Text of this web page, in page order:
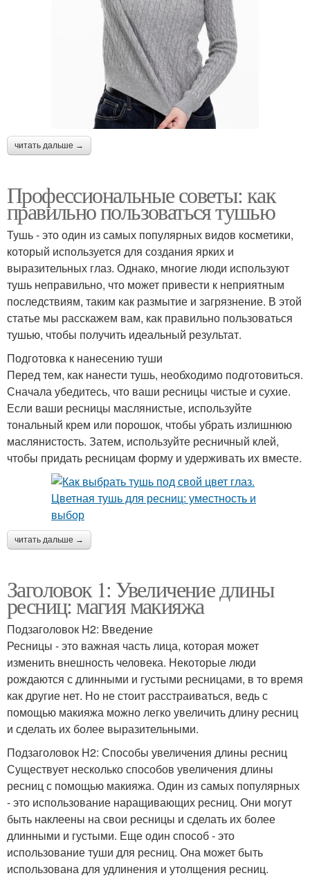
читать дальше →
Профессиональные советы: как
правильно пользоваться тушью
Тушь - это один из самых популярных видов косметики,
который используется для создания ярких и
выразительных глаз. Однако, многие люди используют
тушь неправильно, что может привести к неприятным
последствиям, таким как размытие и загрязнение. В этой
статье мы расскажем вам, как правильно пользоваться
тушью, чтобы получить идеальный результат.
Подготовка к нанесению туши
Перед тем, как нанести тушь, необходимо подготовиться.
Сначала убедитесь, что ваши ресницы чистые и сухие.
Если ваши ресницы маслянистые, используйте
тональный крем или порошок, чтобы убрать излишнюю
маслянистость. Затем, используйте ресничный клей,
чтобы придать ресницам форму и удерживать их вместе.
читать дальше →
Заголовок 1: Увеличение длины
ресниц: магия макияжа
Подзаголовок H2: Введение
Ресницы - это важная часть лица, которая может
изменить внешность человека. Некоторые люди
рождаются с длинными и густыми ресницами, в то время
как другие нет. Но не стоит расстраиваться, ведь с
помощью макияжа можно легко увеличить длину ресниц
и сделать их более выразительными.
Подзаголовок H2: Способы увеличения длины ресниц
Существует несколько способов увеличения длины
ресниц с помощью макияжа. Один из самых популярных
- это использование наращивающих ресниц. Они могут
быть наклеены на свои ресницы и сделать их более
длинными и густыми. Еще один способ - это
использование туши для ресниц. Она может быть
использована для удлинения и утолщения ресниц.